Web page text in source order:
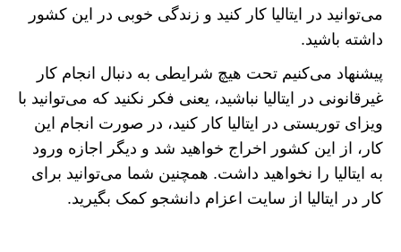
می‌توانید در ایتالیا کار کنید و زندگی خوبی در این کشور
داشته باشید.
پیشنهاد می‌کنیم تحت هیچ شرایطی به دنبال انجام کار
غیرقانونی در ایتالیا نباشید، یعنی فکر نکنید که می‌توانید با
ویزای توریستی در ایتالیا کار کنید، در صورت انجام این
کار، از این کشور اخراج خواهید شد و دیگر اجازه ورود
به ایتالیا را نخواهید داشت. همچنین شما می‌توانید برای
کار در ایتالیا از سایت اعزام دانشجو کمک بگیرید.